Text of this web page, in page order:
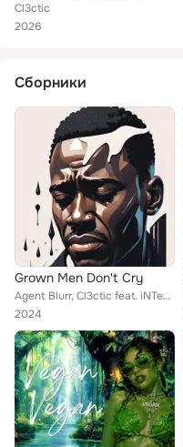
Cl3ctic
2026
Сборники
Grown Men Don't Cry
Agent Blurr, Cl3ctic feat. iNTeLL
2024